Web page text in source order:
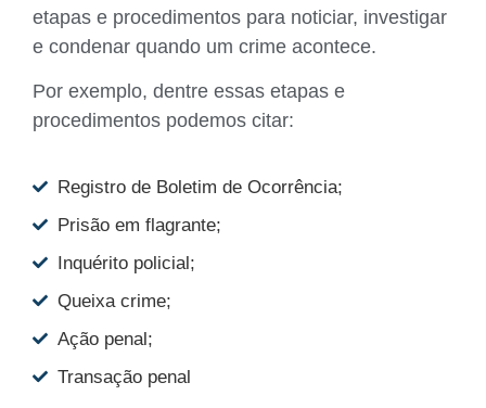
etapas e procedimentos para noticiar, investigar
e condenar quando um crime acontece.
Por exemplo, dentre essas etapas e
procedimentos podemos citar:
Registro de Boletim de Ocorrência;
Prisão em flagrante;
Inquérito policial;
Queixa crime;
Ação penal;
Transação penal